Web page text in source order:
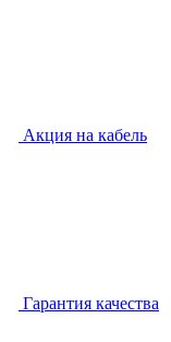
Акция на кабель
Гарантия качества